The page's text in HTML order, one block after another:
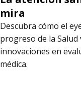
mira
Descubra cómo el
progreso de la
innovaciones en
médica.